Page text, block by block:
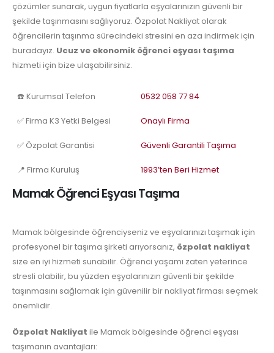
çözümler sunarak, uygun fiyatlarla eşyalarınızın güvenli bir
şekilde taşınmasını sağlıyoruz. Özpolat Nakliyat olarak
öğrencilerin taşınma sürecindeki stresini en aza indirmek için
buradayız. Ucuz ve ekonomik öğrenci eşyası taşıma
hizmeti için bize ulaşabilirsiniz.
☎️ Kurumsal Telefon 0532 058 77 84
✅ Firma K3 Yetki Belgesi Onaylı Firma
✅ Özpolat Garantisi Güvenli Garantili Taşıma
📍 Firma Kuruluş 1993’ten Beri Hizmet
Mamak Öğrenci Eşyası Taşıma
Mamak bölgesinde öğrenciyseniz ve eşyalarınızı taşımak için
profesyonel bir taşıma şirketi arıyorsanız, özpolat nakliyat
size en iyi hizmeti sunabilir. Öğrenci yaşamı zaten yeterince
stresli olabilir, bu yüzden eşyalarınızın güvenli bir şekilde
taşınmasını sağlamak için güvenilir bir nakliyat firması seçmek
önemlidir.
Özpolat Nakliyat ile Mamak bölgesinde öğrenci eşyası
taşımanın avantajları: